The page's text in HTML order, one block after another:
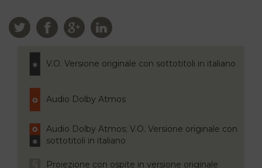
V.O. Versione originale con sottotitoli in italiano
Audio Dolby Atmos
Audio Dolby Atmos; V.O. Versione originale con
sottotitoli in italiano
Proiezione con ospite in versione originale